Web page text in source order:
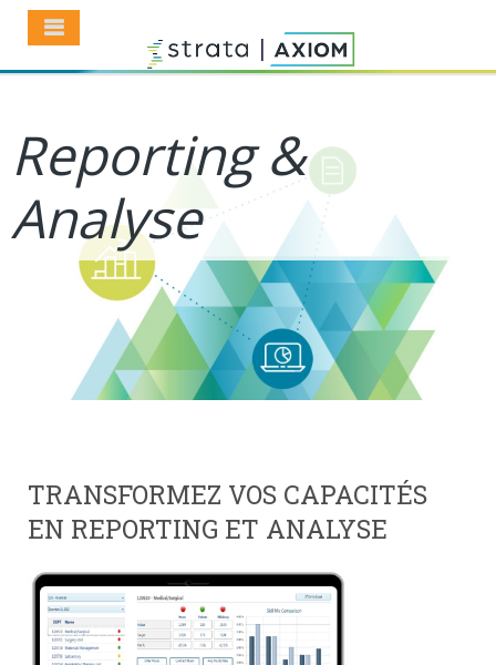
Reporting &
Analyse
TRANSFORMEZ VOS CAPACITÉS
EN REPORTING ET ANALYSE